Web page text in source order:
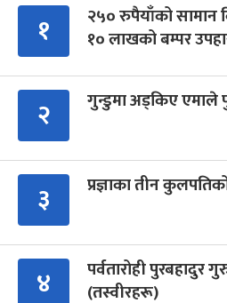
१
२५० रुपैयाँको सामान
१० लाखको बम्पर
२ गुन्डुमा अड्किए एमाले
३ प्रज्ञाका तीन
४
पर्वतारोही पुरबहादुर
(तस्वीरहरू)